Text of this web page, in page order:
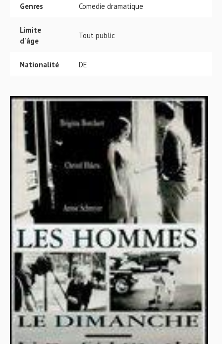
Genres Comedie dramatique
Limite
d'âge
Tout public
Nationalité DE